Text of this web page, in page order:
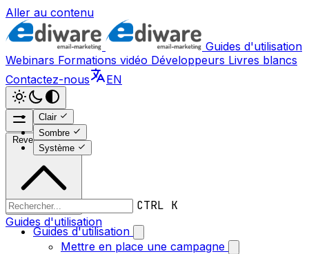
Aller au contenu
Guides d'utilisation
Webinars Formations vidéo Développeurs Livres blancs
Contactez-nous
EN
Clair
Sombre
Système
CTRL K
Guides d'utilisation
Mettre en place une campagne
Revenir en haut
Guides d'utilisation